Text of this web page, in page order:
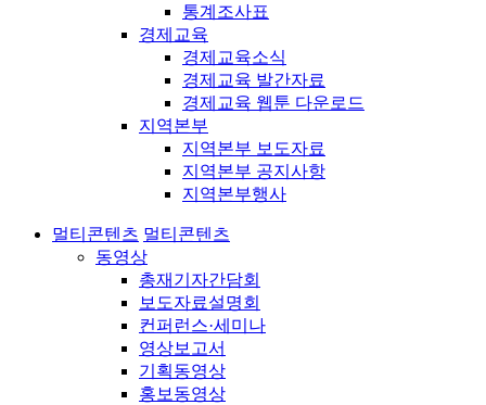
통계조사표
경제교육
경제교육소식
경제교육 발간자료
경제교육 웹툰 다운로드
지역본부
지역본부 보도자료
지역본부 공지사항
지역본부행사
멀티콘텐츠 멀티콘텐츠
동영상
총재기자간담회
보도자료설명회
컨퍼런스·세미나
영상보고서
기획동영상
홍보동영상